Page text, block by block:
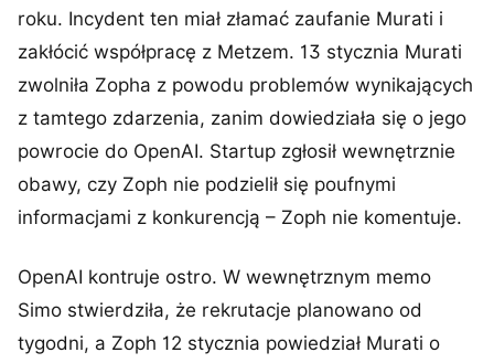
roku. Incydent ten miał złamać zaufanie Murati i
zakłócić współpracę z Metzem. 13 stycznia Murati
zwolniła Zopha z powodu problemów wynikających
z tamtego zdarzenia, zanim dowiedziała się o jego
powrocie do OpenAI. Startup zgłosił wewnętrznie
obawy, czy Zoph nie podzielił się poufnymi
informacjami z konkurencją – Zoph nie komentuje.
OpenAI kontruje ostro. W wewnętrznym memo
Simo stwierdziła, że rekrutacje planowano od
tygodni, a Zoph 12 stycznia powiedział Murati o